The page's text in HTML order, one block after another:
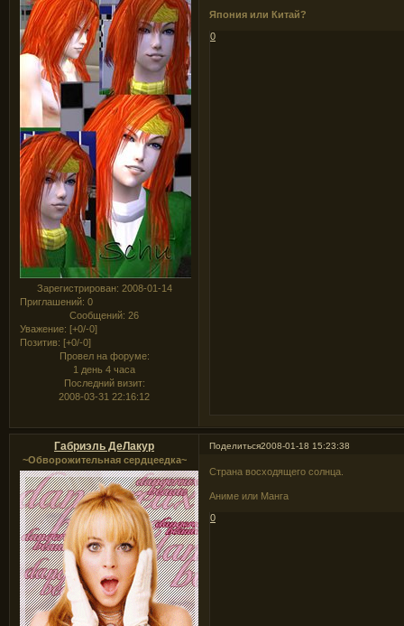
Зарегистрирован: 2008-01-14
Приглашений: 0
Сообщений: 26
Уважение: [+0/-0]
Позитив: [+0/-0]
Провел на форуме:
1 день 4 часа
Последний визит:
2008-03-31 22:16:12
Япония или Китай?
0
Поделиться2008-01-18 15:23:38
Габриэль ДеЛакур
~Обворожительная сердцеедка~
Страна восходящего солнца.
Аниме или Манга
0